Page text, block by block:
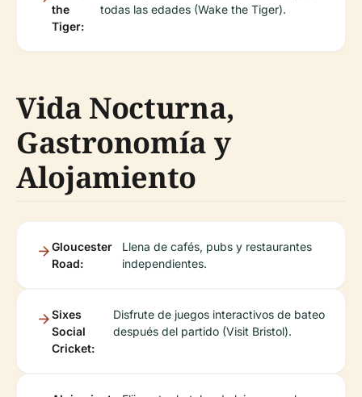
the
Tiger:
todas las edades (Wake the Tiger).
Vida Nocturna,
Gastronomía y
Alojamiento
Gloucester
Road:
Llena de cafés, pubs y restaurantes
independientes.
Sixes
Social
Cricket:
Disfrute de juegos interactivos de bateo
después del partido (Visit Bristol).